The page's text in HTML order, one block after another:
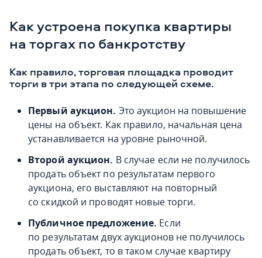
Как устроена покупка квартиры
на торгах по банкротству
Как правило, торговая площадка проводит
торги в три этапа по следующей схеме.
Первый аукцион. Это аукцион на повышение
цены на объект. Как правило, начальная цена
устанавливается на уровне рыночной.
Второй аукцион. В случае если не получилось
продать объект по результатам первого
аукциона, его выставляют на повторный
со скидкой и проводят новые торги.
Публичное предложение. Если
по результатам двух аукционов не получилось
продать объект, то в таком случае квартиру